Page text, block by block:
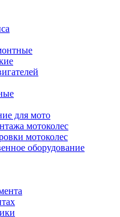
для мото
мотоколес
мотоколес
оборудование